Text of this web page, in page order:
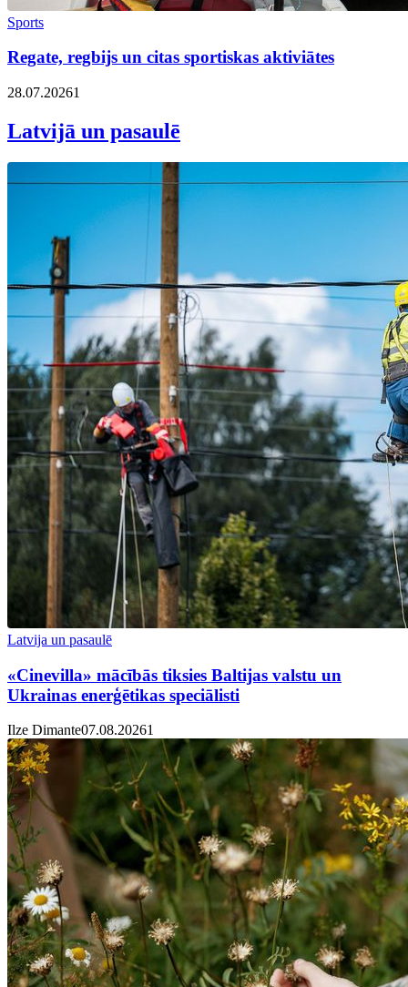
Sports
Regate, regbijs un citas sportiskas aktiviātes
28.07.20261
Latvijā un pasaulē
Latvija un pasaulē
«Cinevilla» mācībās tiksies Baltijas valstu un
Ukrainas enerģētikas speciālisti
Ilze Dimante07.08.20261